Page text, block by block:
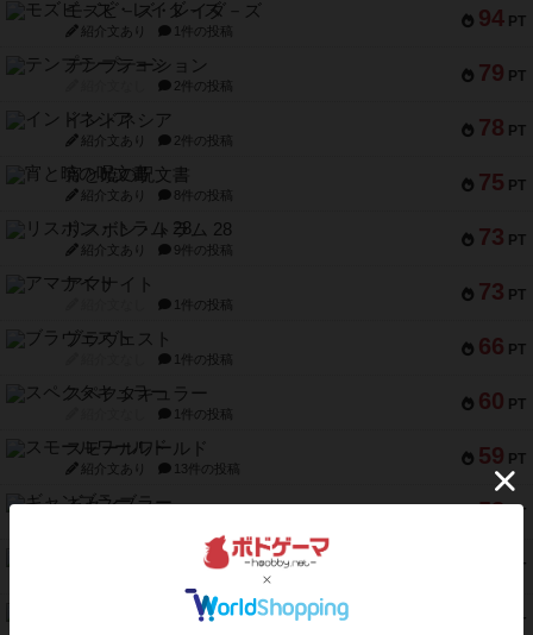
94 PT
モズビ－ズ・レイダ－ズ
紹介文あり 1件の投稿
79 PT
テンプテーション
2件の投稿
78 PT
インドネシア
紹介文あり 2件の投稿
75 PT
宵と暁の呪文書
紹介文あり 8件の投稿
73 PT
リスボン・トラム 28
紹介文あり 9件の投稿
73 PT
アマナイト
1件の投稿
66 PT
ブラヴェスト
1件の投稿
60 PT
スペクタキュラー
1件の投稿
59 PT
スモールワールド
紹介文あり 13件の投稿
58 PT
ギャンブラー
PT
Bitter End ブタペスト救出作戦
PT